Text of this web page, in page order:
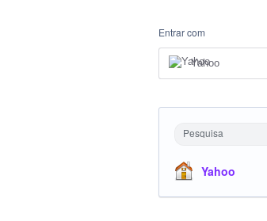
Entrar com
Yahoo
Pesquisa
Yahoo